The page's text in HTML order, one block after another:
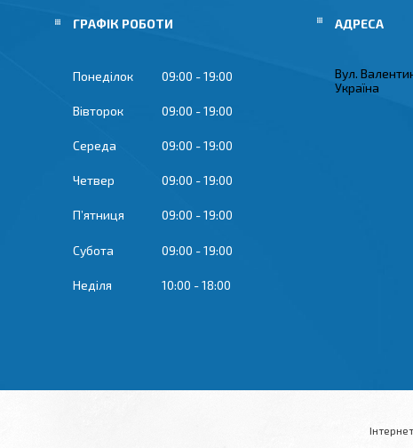
ГРАФІК РОБОТИ
Понеділок 09:00 19:00
Вівторок 09:00 19:00
Середа 09:00 19:00
Четвер 09:00 19:00
Пʼятниця 09:00 19:00
Субота 09:00 19:00
Неділя 10:00 18:00
Вул.
Україна